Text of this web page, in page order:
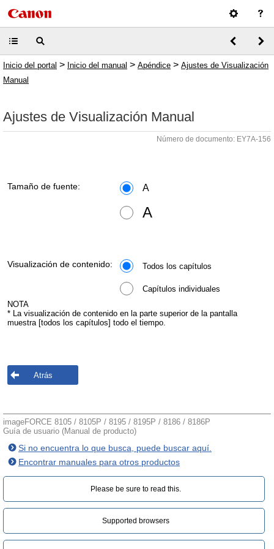
Inicio del portal > Inicio del manual > Apéndice > Ajustes de Visualización
Manual
Ajustes de Visualización Manual
Número de documento: EY7A-156
Tamaño de fuente: A
A
Visualización de contenido: Todos los capítulos
Capítulos individuales
NOTA
* La visualización de contenido en la parte superior de la pantalla
muestra [todos los capítulos] todo el tiempo.
Atrás
imageFORCE 8105 / 8105P / 8195 / 8195P / 8186 / 8186P
Guía de usuario (Manual de producto)
Si no encuentra lo que busca, puede buscar aquí.
Encontrar manuales para otros productos
Please be sure to read this.‎
Supported browsers